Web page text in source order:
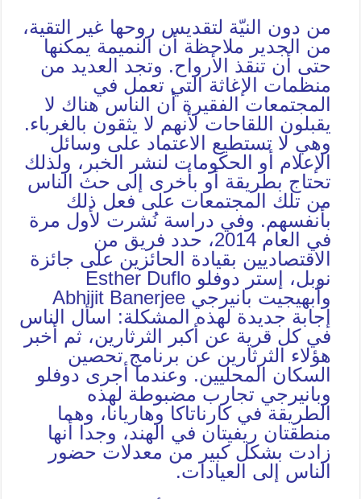
من دون النيّة لتقديس روحها غير التقية،
من الجدير ملاحظة أن النميمة يمكنها
حتى أن تنقذ الأرواح. وتجد العديد من
منظمات الإغاثة التي تعمل في
المجتمعات الفقيرة أن الناس هناك لا
يقبلون اللقاحات لأنهم لا يثقون بالغرباء.
وهي لا تستطيع الاعتماد على وسائل
الإعلام أو الحكومات لنشر الخبر، ولذلك
تحتاج بطريقة أو بأخرى إلى حث الناس
من تلك المجتمعات على فعل ذلك
بأنفسهم. وفي دراسة نُشرت لأول مرة
في العام 2014، حدد فريق من
الاقتصاديين بقيادة الحائزين على جائزة
نوبل، إستر دوفلو Esther Duflo
وأبهيجيت بانيرجي Abhijit Banerjee
إجابة جديدة لهذه المشكلة: اسأل الناس
في كل قرية عن أكبر الثرثارين، ثم أخبر
هؤلاء الثرثارين عن برنامج تحصين
السكان المحليين. وعندما أجرى دوفلو
وبانيرجي تجارب مضبوطة لهذه
الطريقة في كارناتاكا وهاريانا، وهما
منطقتان ريفيتان في الهند، وجدا أنها
زادت بشكل كبير من معدلات حضور
الناس إلى العيادات.